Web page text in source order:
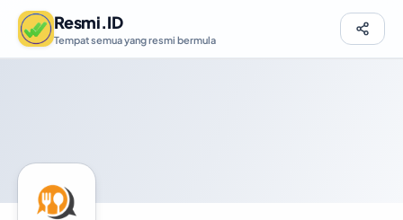
Resmi.ID
Tempat semua yang resmi bermula